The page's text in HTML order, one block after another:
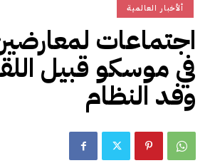
الأفريقي
ألأخبار العالمية
اجتماعات
في موسكو قبيل
وفد النظام